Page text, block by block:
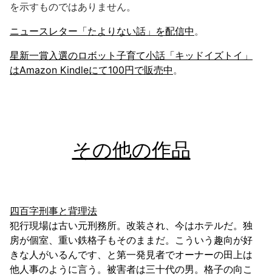
を示すものではありません。
ニュースレター「たよりない話」を配信中。
星新一賞入選のロボット子育て小話「キッドイズトイ」
はAmazon Kindleにて100円で販売中。
その他の作品
四百字刑事と背理法
犯行現場は古い元刑務所。改装され、今はホテルだ。独
房が個室、重い鉄格子もそのままだ。こういう趣向が好
きな人がいるんです、と第一発見者でオーナーの田上は
他人事のように言う。被害者は三十代の男。格子の向こ